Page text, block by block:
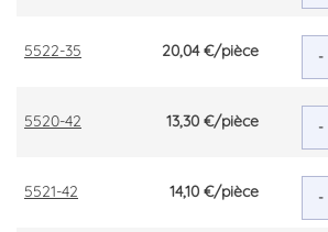
5522-35 20,04 €/pièce -
5520-42 13,30 €/pièce -
5521-42 14,10 €/pièce -